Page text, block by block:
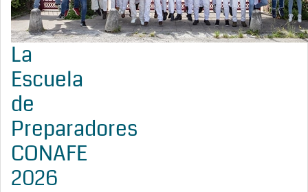
La
Escuela
de
Preparadores
CONAFE
2026